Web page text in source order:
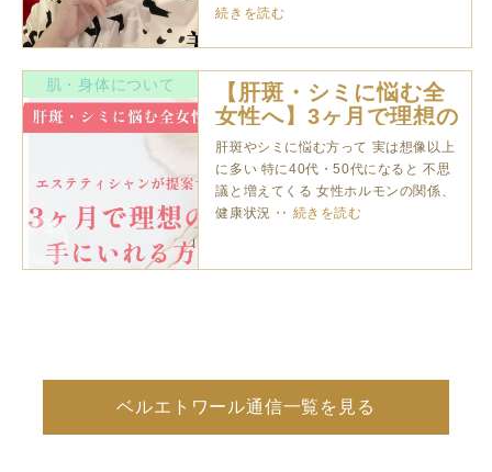
続きを読む
肌・身体について
【肝斑・シミに悩む全
女性へ】3ヶ月で理想の
肌を手にれる方法
肝斑やシミに悩む方って 実は想像以上
に多い 特に40代・50代になると 不思
議と増えてくる 女性ホルモンの関係、
健康状況 ‥ 続きを読む
ベルエトワール通信一覧を見る